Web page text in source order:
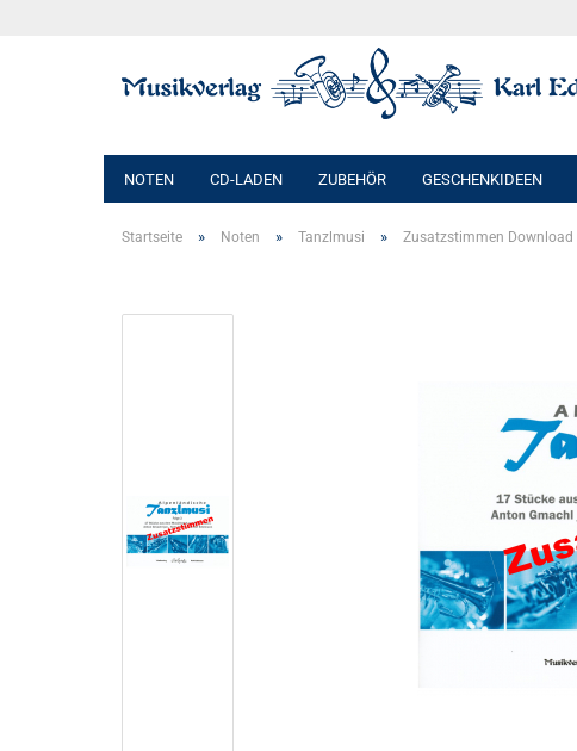
NOTEN CD-LADEN ZUBEHÖR GESCHENKIDEEN
Startseite » Noten » Tanzlmusi » Zusatzstimmen Download